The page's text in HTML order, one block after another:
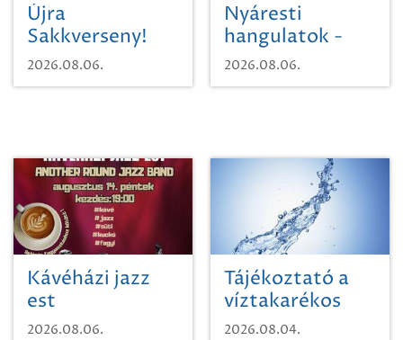
Újra
Sakkverseny!
2026.08.06.
Nyáresti
hangulatok -
Mágnás Miska
2026.08.06.
Kávéházi jazz
est
2026.08.06.
Tájékoztató a
víztakarékos
vízhasználatról
2026.08.04.